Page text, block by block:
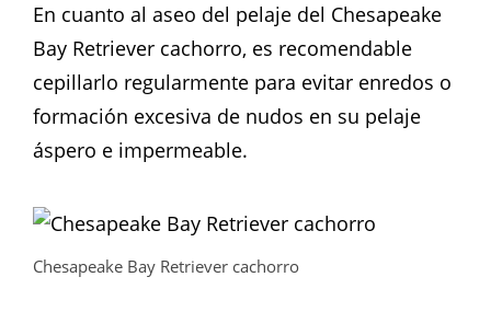
En cuanto al aseo del pelaje del Chesapeake
Bay Retriever cachorro, es recomendable
cepillarlo regularmente para evitar enredos o
formación excesiva de nudos en su pelaje
áspero e impermeable.
Chesapeake Bay Retriever cachorro